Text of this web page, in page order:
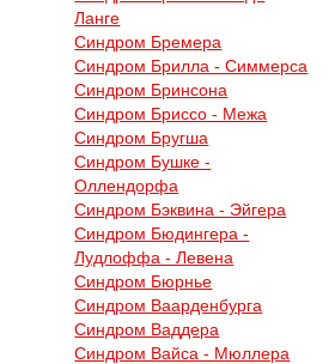
Ланге
Синдром Бремера
Синдром Брилла - Симмерса
Синдром Бринсона
Синдром Бриссо - Межа
Синдром Бругша
Синдром Бушке -
Оллендорфа
Синдром Бэквина - Эйгера
Синдром Бюдингера -
Лудлоффа - Левена
Синдром Бюрнье
Синдром Ваарденбурга
Синдром Ваддера
Синдром Вайса - Мюллера